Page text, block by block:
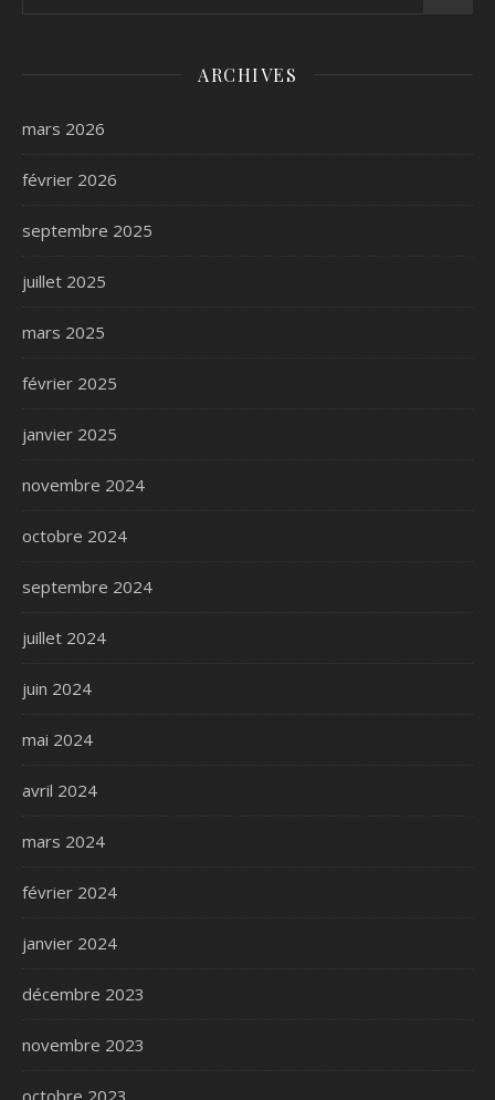
ARCHIVES
mars 2026
février 2026
septembre 2025
juillet 2025
mars 2025
février 2025
janvier 2025
novembre 2024
octobre 2024
septembre 2024
juillet 2024
juin 2024
mai 2024
avril 2024
mars 2024
février 2024
janvier 2024
décembre 2023
novembre 2023
octobre 2023